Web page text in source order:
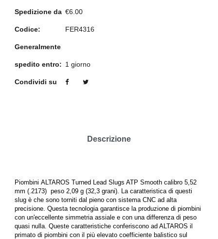
Spedizione da €6.00
Codice: FER4316
Generalmente
spedito entro: 1 giorno
Condividi su
Descrizione
Piombini ALTAROS Turned Lead Slugs ATP Smooth calibro 5,52
mm (.2173) peso 2,09 g (32,3 grani). La caratteristica di questi
slug è che sono torniti dal pieno con sistema CNC ad alta
precisione. Questa tecnologia garantisce la produzione di piombini
con un'eccellente simmetria assiale e con una differenza di peso
quasi nulla. Queste caratteristiche conferiscono ad ALTAROS il
primato di piombini con il più elevato coefficiente balistico sul